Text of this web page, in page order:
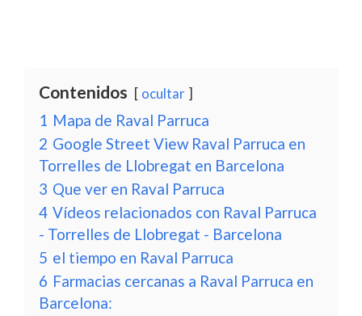
Contenidos ocultar
1 Mapa de Raval Parruca
2 Google Street View Raval Parruca en
Torrelles de Llobregat en Barcelona
3 Que ver en Raval Parruca
4 Vídeos relacionados con Raval Parruca
- Torrelles de Llobregat - Barcelona
5 el tiempo en Raval Parruca
6 Farmacias cercanas a Raval Parruca en
Barcelona: